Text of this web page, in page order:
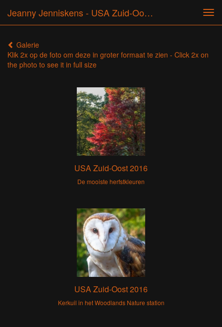
Jeanny Jenniskens - USA Zuid-Oost 2016
Galerie
Klik 2x op de foto om deze in groter formaat te zien - Click 2x on
the photo to see it in full size
USA Zuid-Oost 2016
De mooiste herfstkleuren
USA Zuid-Oost 2016
Kerkuil in het Woodlands Nature station